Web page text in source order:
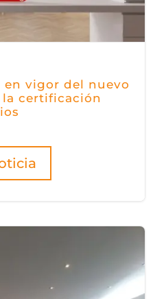
en vigor del nuevo
certificación